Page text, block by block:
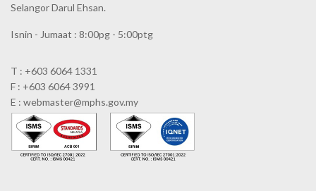
Selangor Darul Ehsan.
Isnin - Jumaat : 8:00pg - 5:00ptg
T : +603 6064 1331
F : +603 6064 3991
E : webmaster@mphs.gov.my